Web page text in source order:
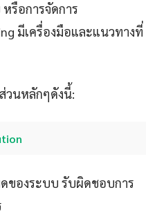
รือการจัดการ
มีเครื่องมือและแนวทางที่
วนหลักๆดังนี้:
ของระบบ รับผิดชอบการ